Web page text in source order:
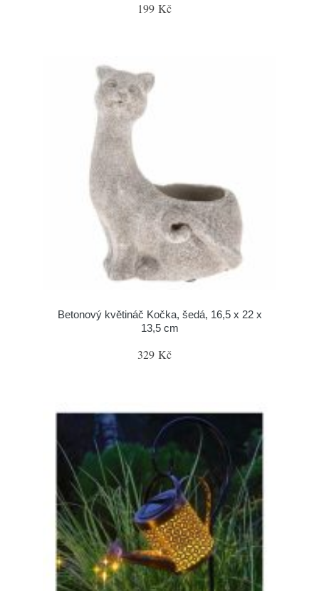
199 Kč
Betonový květináč Kočka, šedá, 16,5 x 22 x
13,5 cm
329 Kč